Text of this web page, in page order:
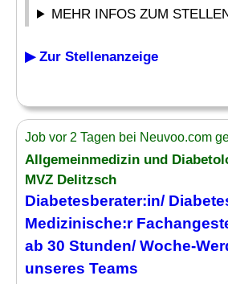
MEHR INFOS ZUM
▶ Zur Stellenanzeige
Job vor 2 Tagen bei Neuvoo.com
Allgemeinmedizin und
MVZ Delitzsch
Diabetesberater:in/
Medizinische:r
ab 30 Stunden/ Woche-
unseres Teams